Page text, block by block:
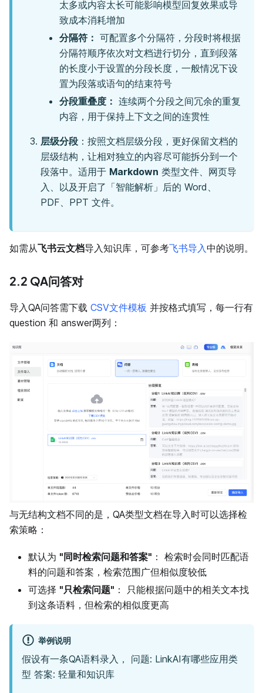
太多或内容太长可能影响模型回复效果或导
致成本消耗增加
分隔符： 可配置多个分隔符，分段时将根据
分隔符顺序依次对文档进行切分，直到段落
的长度小于设置的分段长度，一般情况下设
置为段落或语句的结束符号
分段重叠度： 连续两个分段之间冗余的重复
内容，用于保持上下文之间的连贯性
层级分段 ：按照文档层级分段，更好保留文档的
层级结构，让相对独立的内容尽可能拆分到一个
段落中。适用于 Markdown 类型文件、网页导
入、以及开启了「智能解析」后的 Word、
PDF、PPT 文件。
如需从飞书云文档导入知识库，可参考飞书导入中的说明。
2.2 QA问答对
导入QA问答需下载 CSV文件模板 并按格式填写，每一行有
question 和 answer两列：
与无结构文档不同的是，QA类型文档在导入时可以选择检
索策略：
默认为 "同时检索问题和答案" ： 检索时会同时匹配语
料的问题和答案，检索范围广但相似度较低
可选择 "只检索问题" ： 只能根据问题中的相关文本找
到这条语料，但检索的相似度更高
举例说明
假设有一条QA语料录入， 问题: LinkAI有哪些应用类
型 答案: 轻量和知识库